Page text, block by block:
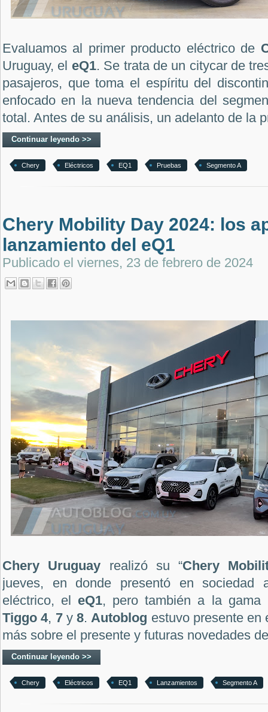
Evaluamos al primer producto eléctrico de
Uruguay, el eQ1. Se trata de un citycar de
pasajeros, que toma el espíritu del
enfocado en la nueva tendencia del
total. Antes de su análisis, un adelanto de la
Continuar leyendo >>
Chery Eléctricos EQ1 Pruebas Segmento A
Chery Mobility Day 2024: los
lanzamiento del eQ1
Publicado el viernes, 23 de febrero de 2024
Chery Uruguay realizó su “Chery
jueves, en donde presentó en sociedad
eléctrico, el eQ1, pero también a la gama
Tiggo 4, 7y 8.Autoblog estuvo presente en
más sobre el presente y futuras novedades
Continuar leyendo >>
Chery Eléctricos EQ1 Lanzamientos Segmento A